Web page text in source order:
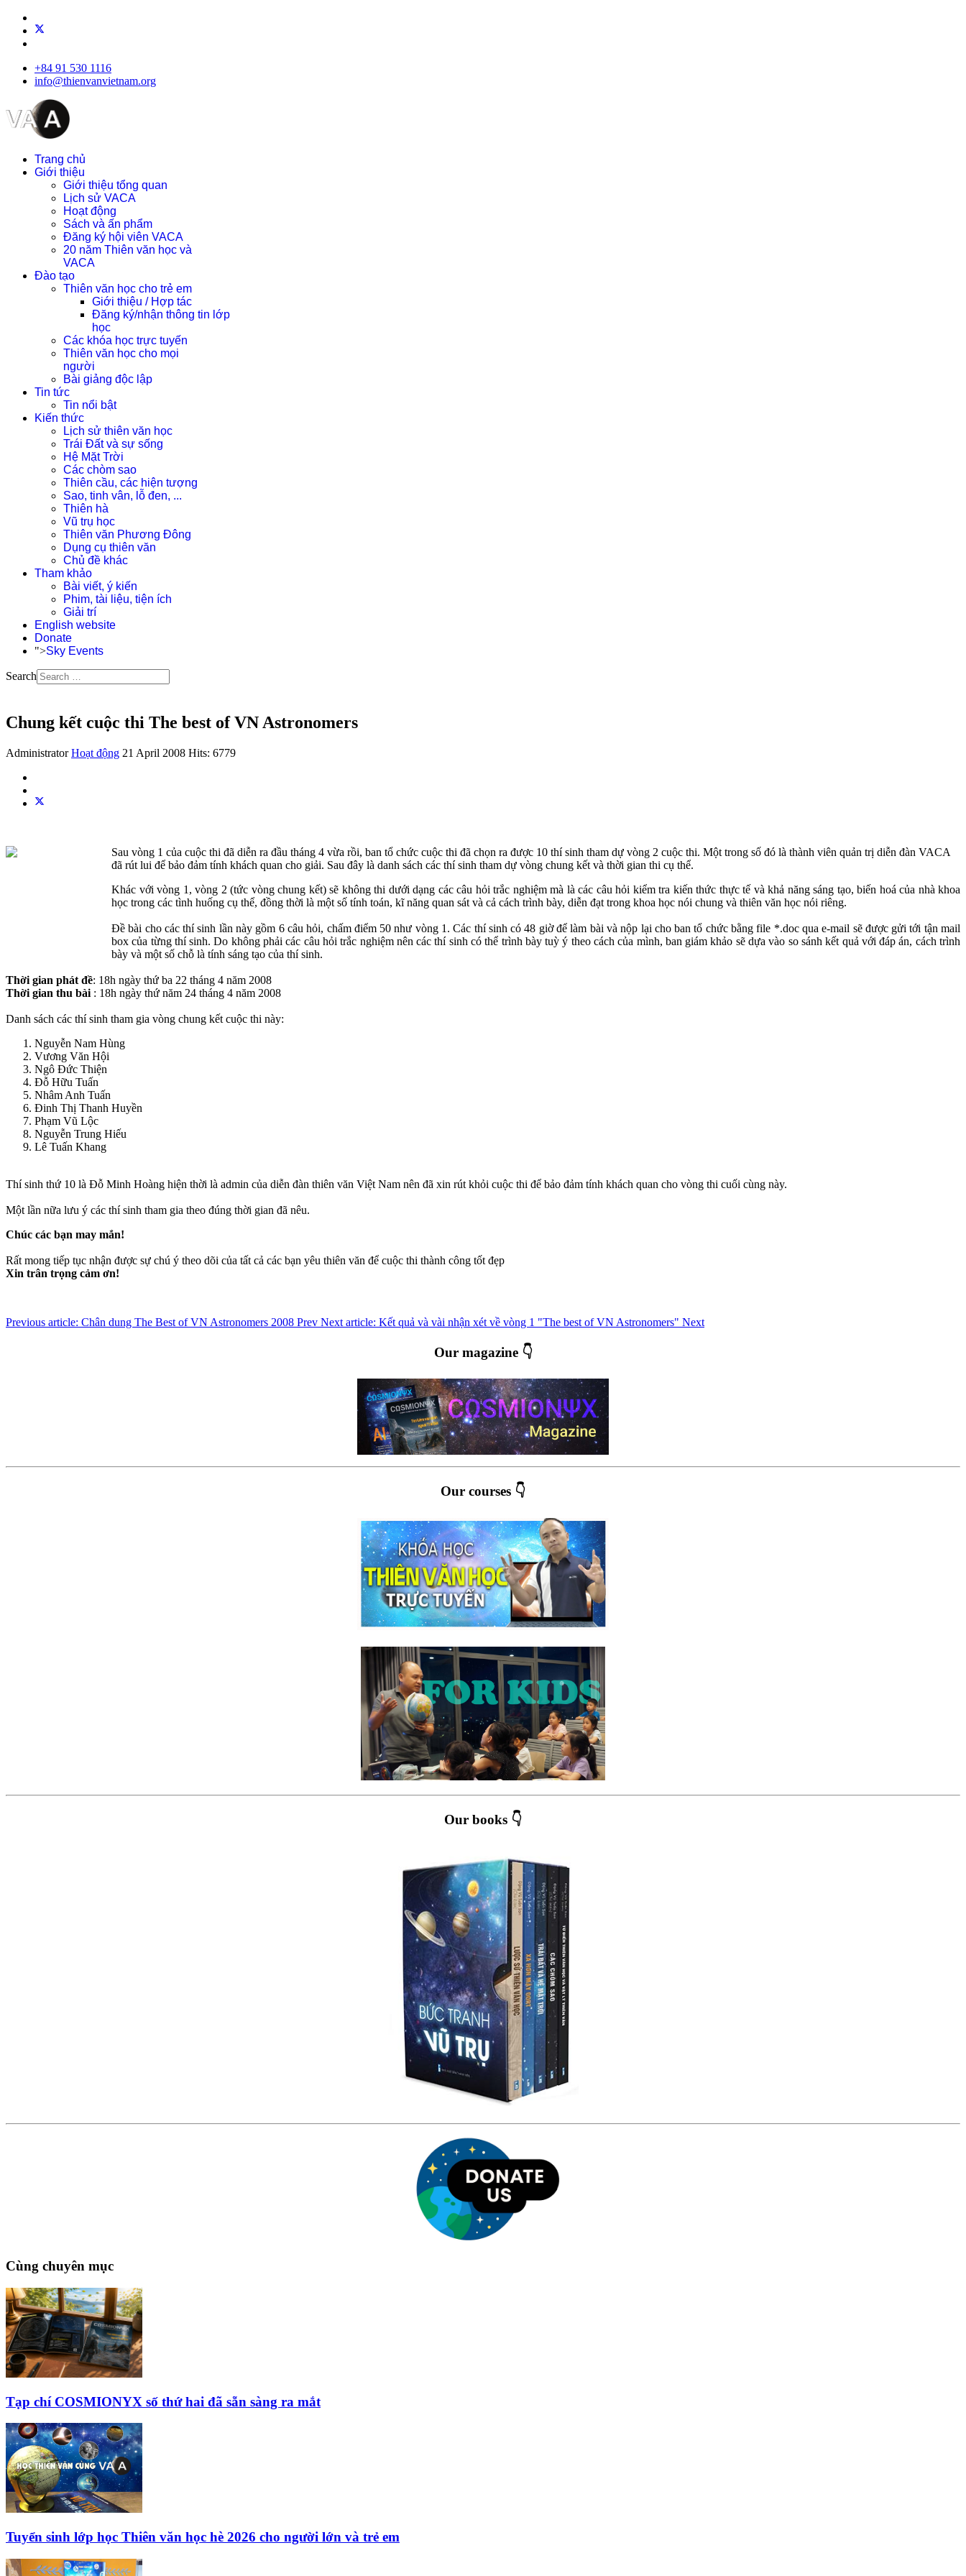
+84 91 530 1116
info@thienvanvietnam.org
Trang chủ
Giới thiệu
Giới thiệu tổng quan
Lịch sử VACA
Hoạt động
Sách và ấn phẩm
Đăng ký hội viên VACA
20 năm Thiên văn học và
VACA
Đào tạo
Thiên văn học cho trẻ em
Giới thiệu / Hợp tác
Đăng ký/nhận thông tin lớp
học
Các khóa học trực tuyến
Thiên văn học cho mọi
người
Bài giảng độc lập
Tin tức
Tin nổi bật
Kiến thức
Lịch sử thiên văn học
Trái Đất và sự sống
Hệ Mặt Trời
Các chòm sao
Thiên cầu, các hiện tượng
Sao, tinh vân, lỗ đen, ...
Thiên hà
Vũ trụ học
Thiên văn Phương Đông
Dụng cụ thiên văn
Chủ đề khác
Tham khảo
Bài viết, ý kiến
Phim, tài liệu, tiện ích
Giải trí
English website
Donate
">Sky Events
Search
Chung kết cuộc thi The best of VN Astronomers
Administrator Hoạt động 21 April 2008 Hits: 6779
Sau vòng 1 của cuộc thi đã diễn ra đầu tháng 4 vừa rồi, ban tổ chức cuộc thi đã chọn ra được 10 thí sinh tham dự vòng 2 cuộc thi. Một trong số đó là thành viên quản trị diễn đàn VACA
đã rút lui để bảo đảm tính khách quan cho giải. Sau đây là danh sách các thí sinh tham dự vòng chung kết và thời gian thi cụ thể.
Khác với vòng 1, vòng 2 (tức vòng chung kết) sẽ không thi dưới dạng các câu hỏi trắc nghiệm mà là các câu hỏi kiểm tra kiến thức thực tế và khả năng sáng tạo, biến hoá của nhà khoa
học trong các tình huống cụ thể, đồng thời là một số tính toán, kĩ năng quan sát và cả cách trình bày, diễn đạt trong khoa học nói chung và thiên văn học nói riêng.
Đề bài cho các thí sinh lần này gồm 6 câu hỏi, chấm điểm 50 như vòng 1. Các thí sinh có 48 giờ để làm bài và nộp lại cho ban tổ chức bằng file *.doc qua e-mail sẽ được gửi tới tận mail
box của từng thí sinh. Do không phải các câu hỏi trắc nghiệm nên các thí sinh có thể trình bày tuỳ ý theo cách của mình, ban giám khảo sẽ dựa vào so sánh kết quả với đáp án, cách trình
bày và một số chỗ là tính sáng tạo của thí sinh.
Thời gian phát đề: 18h ngày thứ ba 22 tháng 4 năm 2008
Thời gian thu bài : 18h ngày thứ năm 24 tháng 4 năm 2008
Danh sách các thí sinh tham gia vòng chung kết cuộc thi này:
Nguyễn Nam Hùng
Vương Văn Hội
Ngô Đức Thiện
Đỗ Hữu Tuấn
Nhâm Anh Tuấn
Đinh Thị Thanh Huyền
Phạm Vũ Lộc
Nguyễn Trung Hiếu
Lê Tuấn Khang
Thí sinh thứ 10 là Đỗ Minh Hoàng hiện thời là admin của diễn đàn thiên văn Việt Nam nên đã xin rút khỏi cuộc thi để bảo đảm tính khách quan cho vòng thi cuối cùng này.
Một lần nữa lưu ý các thí sinh tham gia theo đúng thời gian đã nêu.
Chúc các bạn may mắn!
Rất mong tiếp tục nhận được sự chú ý theo dõi của tất cả các bạn yêu thiên văn để cuộc thi thành công tốt đẹp
Xin trân trọng cảm ơn!
Previous article: Chân dung The Best of VN Astronomers 2008 Prev Next article: Kết quả và vài nhận xét về vòng 1 "The best of VN Astronomers" Next
Our magazine 👇
Our courses 👇
Our books 👇
Cùng chuyên mục
Tạp chí COSMIONYX số thứ hai đã sẵn sàng ra mắt
Tuyển sinh lớp học Thiên văn học hè 2026 cho người lớn và trẻ em